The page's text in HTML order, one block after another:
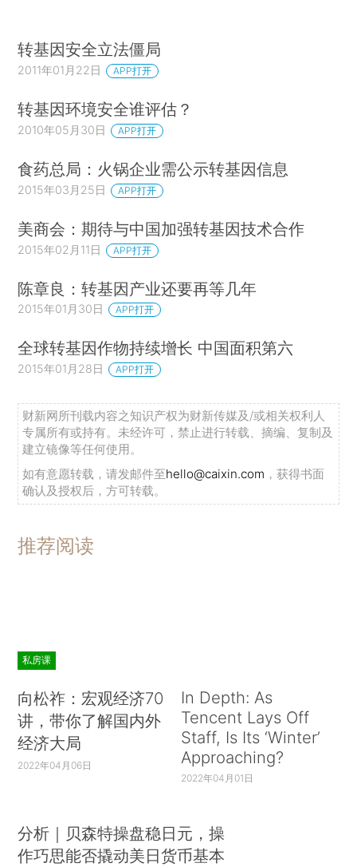
转基因安全立法僵局
2011年01月22日 APP打开
转基因环境安全谁评估？
2010年05月30日 APP打开
食药总局：火锅企业需公示转基因信息
2015年03月25日 APP打开
美商会：期待与中国加强转基因技术合作
2015年02月11日 APP打开
陈章良：转基因产业还要再等几年
2015年01月30日 APP打开
全球转基因作物持续增长 中国面积第六
2015年01月28日 APP打开
财新网所刊载内容之知识产权为财新传媒及/或相关权利人
专属所有或持有。未经许可，禁止进行转载、摘编、复制及
建立镜像等任何使用。
如有意愿转载，请发邮件至hello@caixin.com ，获得书面
确认及授权后，方可转载。
推荐阅读
私房课
向松祚：宏观经济70
讲，带你了解国内外
经济大局
2022年04月06日
In Depth: As
Tencent Lays Off
Staff, Is Its ‘Winter’
Approaching?
2022年04月01日
分析｜贝森特操盘稳日元，操
作巧思能否撬动美日货币基本